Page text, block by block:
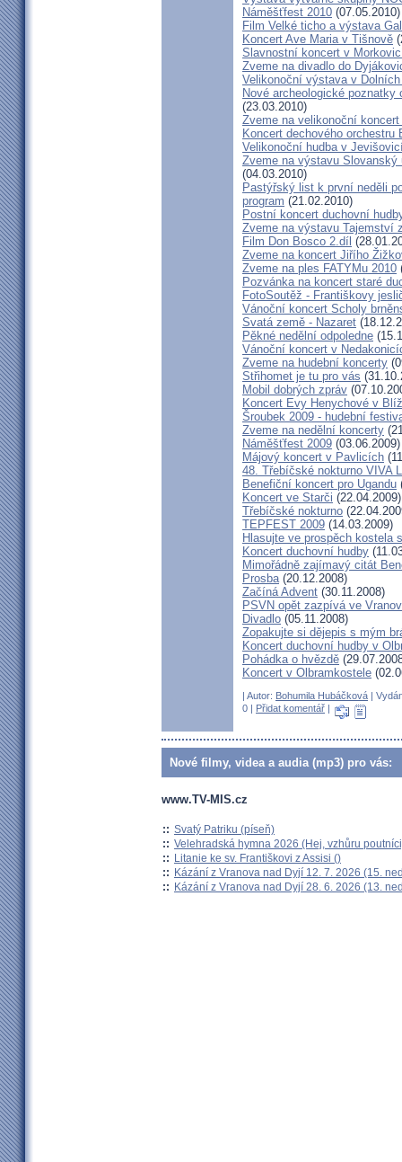
Náměšťfest 2010 (07.05.2010)
Film Velké ticho a výstava
Koncert Ave Maria v Tišnově
Slavnostní koncert v
Zveme na divadlo do
Velikonoční výstava v
Nové archeologické
(23.03.2010)
Zveme na velikonoční
Koncert dechového orchestru
Velikonoční hudba v
Zveme na výstavu
(04.03.2010)
Pastýřský list k první neděli
program (21.02.2010)
Postní koncert duchovní
Zveme na výstavu Tajemství
Film Don Bosco 2.díl
Zveme na koncert Jiřího
Zveme na ples FATYMu 2010
Pozvánka na koncert staré
FotoSoutěž - Františkovy
Vánoční koncert Scholy
Svatá země - Nazaret
Pěkné nedělní odpoledne
Vánoční koncert v
Zveme na hudební koncerty
Střihomet je tu pro vás
Mobil dobrých zpráv
Koncert Evy Henychové v
Šroubek 2009 - hudební
Zveme na nedělní koncerty
Náměšťfest 2009 (03.06.2009)
Májový koncert v Pavlicích
48. Třebíčské nokturno VIVA
Benefiční koncert pro Ugandu
Koncert ve Starči (22.04.2009)
Třebíčské nokturno
TEPFEST 2009 (14.03.2009)
Hlasujte ve prospěch kostela
Koncert duchovní hudby
Mimořádně zajímavý citát
Prosba(20.12.2008)
Začíná Advent (30.11.2008)
PSVN opět zazpívá ve
Divadlo (05.11.2008)
Zopakujte si dějepis s mým
Koncert duchovní hudby v
Pohádka o hvězdě
Koncert v Olbramkostele
| Autor: Bohumila Hubáčková |
0 | Přidat komentář |
Nové filmy, videa a audia (mp3) pro vás:
www.TV-MIS.cz
:: Svatý Patriku (píseň)
:: Velehradská hymna 2026 (Hej, vzhůru
:: Litanie ke sv. Františkovi z Assisi ()
:: Kázání z Vranova nad Dyjí 12. 7. 2026 (15.
:: Kázání z Vranova nad Dyjí 28. 6. 2026 (13.